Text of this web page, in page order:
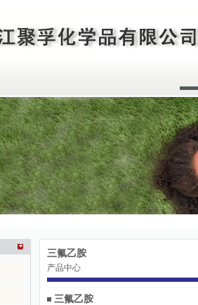
三氟乙胺
产品中心
三氟乙胺